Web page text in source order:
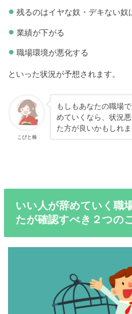
残るのはイヤな奴・デキない奴
業績が下がる
職場環境が悪化する
といった状況が予想されます。
こびと株
もしもあなたの職場
めていくなら、状況
た方が良いかもしれ
いい人が辞めていく職
たが確認すべき２つの